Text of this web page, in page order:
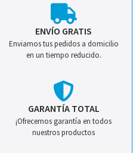
ENVÍO GRATIS
Enviamos tus pedidos a domicilio
en un tiempo reducido.
GARANTÍA TOTAL
¡Ofrecemos garantía en todos
nuestros productos